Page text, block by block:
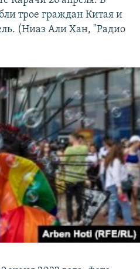
трое граждан Китая и
(Ниаз Али Хан, "Радио